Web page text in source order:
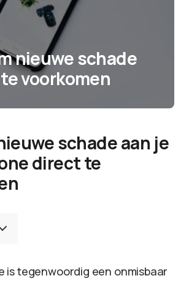
nieuwe schade
voorkomen
schade aan je
direct te
is tegenwoordig een onmisbaar